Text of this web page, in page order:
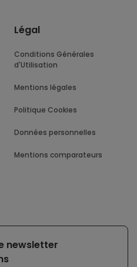
Légal
Conditions Générales
d'Utilisation
Mentions légales
Politique Cookies
Données personnelles
Mentions comparateurs
newsletter